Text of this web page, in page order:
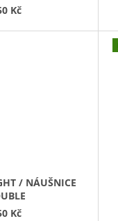
Kč
/ NÁUŠNICE
Kč